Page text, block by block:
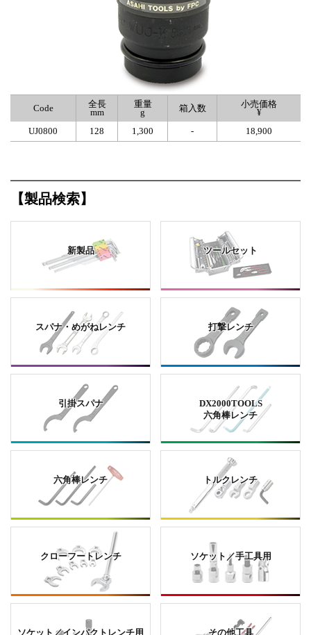
Code
全長
mm
重量
g
箱入数
小売価格
¥
UJ0800
128 1,300 - 18,900
【製品検索】
新製品 ツールセット
スパナ・めがねレンチ 打撃レンチ
引掛スパナ
DX2000TOOLS
六角棒レンチ
六角棒レンチ トルクレンチ
クローフートレンチ ソケット／手工具用
ソケット／インパクトレンチ用 その他工具